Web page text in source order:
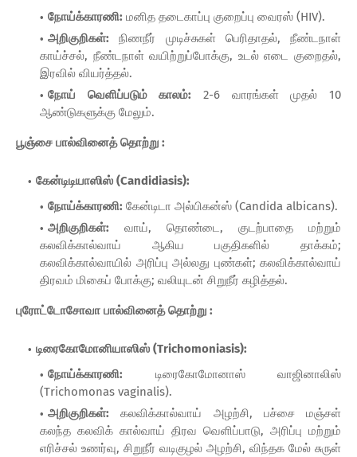
நோய்க்காரணி: மனித தடைகாப்பு குறைப்பு வைரஸ் (HIV).
அறிகுறிகள்:நிணநீர் முடிச்சுகள் பெரிதாதல், நீண்டநாள்
காய்ச்சல், நீண்டநாள் வயிற்றுப்போக்கு, உடல் எடை குறைதல்,
இரவில் வியர்த்தல்.
நோய் வெளிப்படும் காலம்: 2-6 வாரங்கள் முதல் 10
ஆண்டுகளுக்கு மேலும்.
பூஞ்சை பால்வினைத் தொற்று :
கேன்டிடியாஸிஸ் (Candidiasis):
நோய்க்காரணி: கேன்டிடா அல்பிகன்ஸ் (Candida albicans).
அறிகுறிகள்: வாய், தொண்டை, குடற்பாதை மற்றும்
கலவிக்கால்வாய் ஆகிய பகுதிகளில் தாக்கம்;
கலவிக்கால்வாயில் அரிப்பு அல்லது புண்கள்; கலவிக்கால்வாய்
திரவம் மிகைப் போக்கு; வலியுடன் சிறுநீர் கழித்தல்.
புரோட்டோசோவா பால்வினைத் தொற்று :
டிரைகோமோனியாஸிஸ் (Trichomoniasis):
நோய்க்காரணி: டிரைகோமோனாஸ் வாஜினாலிஸ்
(Trichomonas vaginalis).
அறிகுறிகள்: கலவிக்கால்வாய் அழற்சி, பச்சை மஞ்சள்
கலந்த கலவிக் கால்வாய் திரவ வெளிப்பாடு, அரிப்பு மற்றும்
எரிச்சல் உணர்வு, சிறுநீர் வடிகுழல் அழற்சி, விந்தக மேல் சுருள்